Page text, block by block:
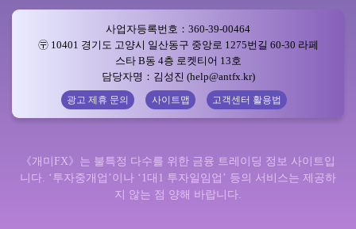
사업자등록번호：360-39-00464
〶 10401 경기도 고양시 일산동구 중앙로 1275번길 60-30 라페
스타 B동 4층 로켓티어 13호
담당자명：김성진 (help@antfx.kr)
광고 제휴 문의 사이트맵 고객센터 활용법
《개미FX》는 불특정 다수를 위한 금융 트레이딩 정보 사이트입
니다. ‘투자중개업’이나 ‘1대1 투자일임업’ 등의 서비스는 제공하
지 않는 점 양해 바랍니다.